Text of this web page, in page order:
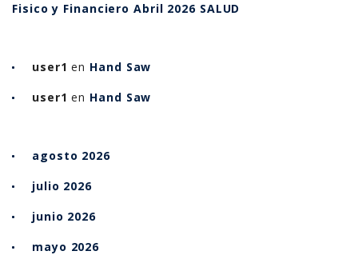
Fisico y Financiero Abril 2026 SALUD
user1 en Hand Saw
user1 en Hand Saw
agosto 2026
julio 2026
junio 2026
mayo 2026